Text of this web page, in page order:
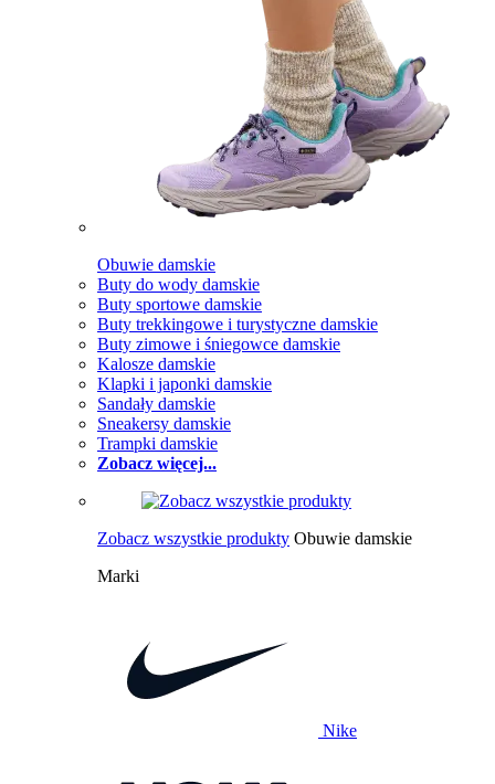
Obuwie damskie
Buty do wody damskie
Buty sportowe damskie
Buty trekkingowe i turystyczne damskie
Buty zimowe i śniegowce damskie
Kalosze damskie
Klapki i japonki damskie
Sandały damskie
Sneakersy damskie
Trampki damskie
Zobacz więcej...
Zobacz wszystkie produkty Obuwie damskie
Marki
Nike